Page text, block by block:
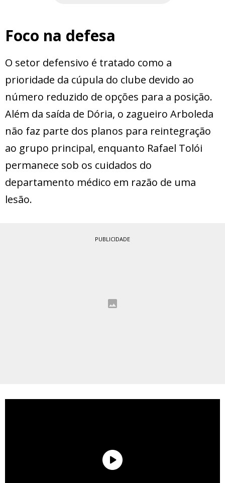
Foco na defesa
O setor defensivo é tratado como a
prioridade da cúpula do clube devido ao
número reduzido de opções para a posição.
Além da saída de Dória, o zagueiro Arboleda
não faz parte dos planos para reintegração
ao grupo principal, enquanto Rafael Tolói
permanece sob os cuidados do
departamento médico em razão de uma
lesão.
PUBLICIDADE